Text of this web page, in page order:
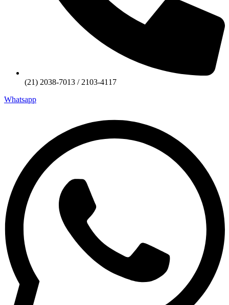
(21) 2038-7013 / 2103-4117
Whatsapp